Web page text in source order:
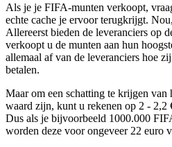
Als je je FIFA-munten verkoopt,
echte cache je ervoor terugkrijgt.
Allereerst bieden de leveranciers op
verkoopt u de munten aan hun
allemaal af van de leveranciers hoe
betalen.
Maar om een schatting te krijgen
waard zijn, kunt u rekenen op 2 -
Dus als je bijvoorbeeld 1000.000
worden deze voor ongeveer 22 euro